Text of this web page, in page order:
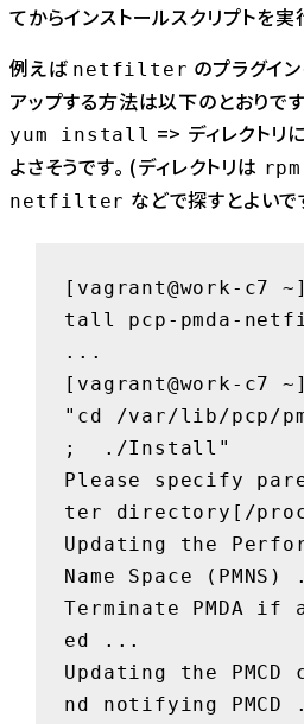
てからインストールスクリプトを実
例えば netfilter のプラグイ
アップする方法は以下のとおりで
yum install => ディレクトリ
よさそうです。 (ディレクトリは
netfilter などで探すとよいで
[vagrant@work-c7
tall pcp-pmda-
...
[vagrant@work-c7
"cd /var/lib/pcp/
;  ./Install"
Please specify
ter directory[/
Updating the
Name Space
Terminate PMDA
ed ...
Updating the
nd notifying PMCD